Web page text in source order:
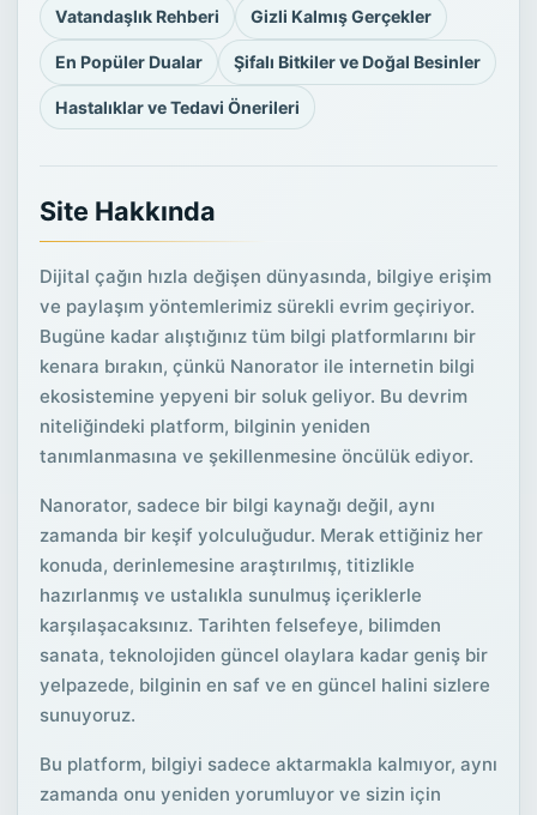
Vatandaşlık Rehberi Gizli Kalmış Gerçekler
En Popüler Dualar Şifalı Bitkiler ve Doğal Besinler
Hastalıklar ve Tedavi Önerileri
Site Hakkında
Dijital çağın hızla değişen dünyasında, bilgiye erişim
ve paylaşım yöntemlerimiz sürekli evrim geçiriyor.
Bugüne kadar alıştığınız tüm bilgi platformlarını bir
kenara bırakın, çünkü Nanorator ile internetin bilgi
ekosistemine yepyeni bir soluk geliyor. Bu devrim
niteliğindeki platform, bilginin yeniden
tanımlanmasına ve şekillenmesine öncülük ediyor.
Nanorator, sadece bir bilgi kaynağı değil, aynı
zamanda bir keşif yolculuğudur. Merak ettiğiniz her
konuda, derinlemesine araştırılmış, titizlikle
hazırlanmış ve ustalıkla sunulmuş içeriklerle
karşılaşacaksınız. Tarihten felsefeye, bilimden
sanata, teknolojiden güncel olaylara kadar geniş bir
yelpazede, bilginin en saf ve en güncel halini sizlere
sunuyoruz.
Bu platform, bilgiyi sadece aktarmakla kalmıyor, aynı
zamanda onu yeniden yorumluyor ve sizin için